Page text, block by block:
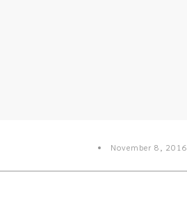
November 8, 2016